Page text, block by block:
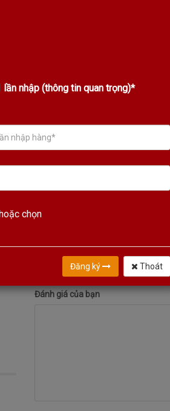
Sản Phẩm Chất Lượng,
Hệ Thống Đại Lý Ủy
Giao Hàng Nhanh Chóng
Đánh giá của bạn
nhập (thông tin quan trọng)*
chọn
Đăng ký Thoát